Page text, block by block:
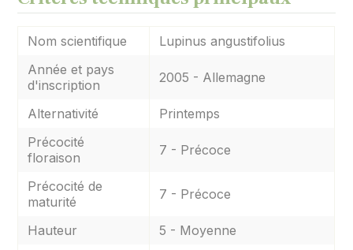
Nom scientifique
Lupinus angustifolius
Année et pays
d'inscription
2005 - Allemagne
Alternativité
Printemps
Précocité
floraison
7 - Précoce
Précocité de
maturité
7 - Précoce
Hauteur
5 - Moyenne